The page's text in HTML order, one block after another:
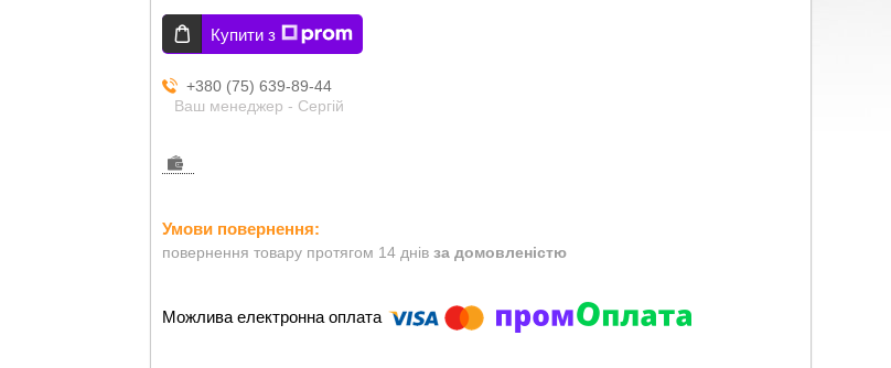
Купити з
+380 (75) 639-89-44
Ваш менеджер - Сергій
повернення товару протягом 14 днів за домовленістю